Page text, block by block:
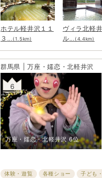
ホテル軽井沢１１
３
...(1.5km)
ヴィラ北軽
ル ...(4.4km)
群馬県 | 万座・嬬恋・北軽井沢
6
万座・嬬恋・北軽井沢 6位
体験・遊覧 各種ショー 子ども